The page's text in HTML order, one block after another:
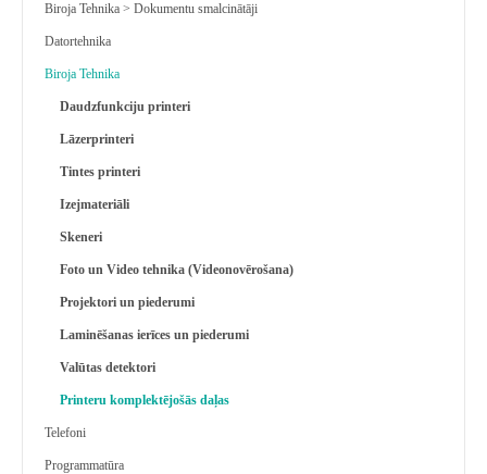
Biroja Tehnika > Dokumentu smalcinātāji
Datortehnika
Biroja Tehnika
Daudzfunkciju printeri
Lāzerprinteri
Tintes printeri
Izejmateriāli
Skeneri
Foto un Video tehnika (Videonovērošana)
Projektori un piederumi
Laminēšanas ierīces un piederumi
Valūtas detektori
Printeru komplektējošās daļas
Telefoni
Programmatūra